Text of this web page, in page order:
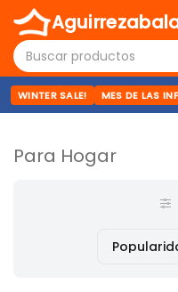
WINTER SALE! MES DE LAS
Para Hogar